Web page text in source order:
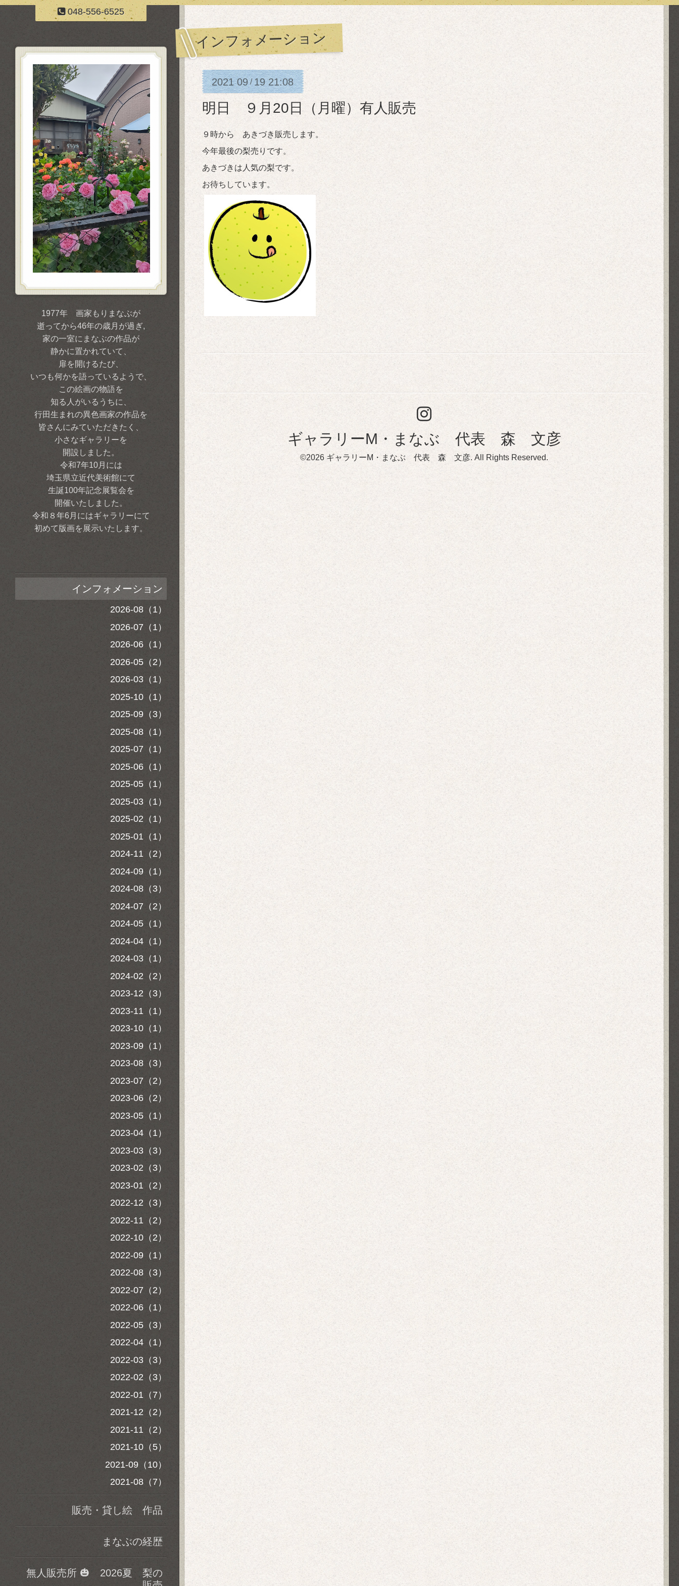
048-556-6525
インフォメーション
2021 09/ 19 21:08
明日 ９月20日（月曜）有人販売
９時から あきづき販売します。
今年最後の梨売りです。
あきづきは人気の梨です。
お待ちしています。
ギャラリーM・まなぶ 代表 森 文彦
©2026 ギャラリーM・まなぶ 代表 森 文彦. All Rights Reserved.
1977年 画家もりまなぶが
逝ってから46年の歳月が過ぎ,
家の一室にまなぶの作品が
静かに置かれていて、
扉を開けるたび、
いつも何かを語っているようで、
この絵画の物語を
知る人がいるうちに、
行田生まれの異色画家の作品を
皆さんにみていただきたく、
小さなギャラリーを
開設しました。
令和7年10月には
埼玉県立近代美術館にて
生誕100年記念展覧会を
開催いたしました。
令和８年6月にはギャラリーにて
初めて版画を展示いたします。
インフォメーション
2026-08（1）
2026-07（1）
2026-06（1）
2026-05（2）
2026-03（1）
2025-10（1）
2025-09（3）
2025-08（1）
2025-07（1）
2025-06（1）
2025-05（1）
2025-03（1）
2025-02（1）
2025-01（1）
2024-11（2）
2024-09（1）
2024-08（3）
2024-07（2）
2024-05（1）
2024-04（1）
2024-03（1）
2024-02（2）
2023-12（3）
2023-11（1）
2023-10（1）
2023-09（1）
2023-08（3）
2023-07（2）
2023-06（2）
2023-05（1）
2023-04（1）
2023-03（3）
2023-02（3）
2023-01（2）
2022-12（3）
2022-11（2）
2022-10（2）
2022-09（1）
2022-08（3）
2022-07（2）
2022-06（1）
2022-05（3）
2022-04（1）
2022-03（3）
2022-02（3）
2022-01（7）
2021-12（2）
2021-11（2）
2021-10（5）
2021-09（10）
2021-08（7）
販売・貸し絵 作品
まなぶの経歴
無人販売所 🎃 2026夏 梨の